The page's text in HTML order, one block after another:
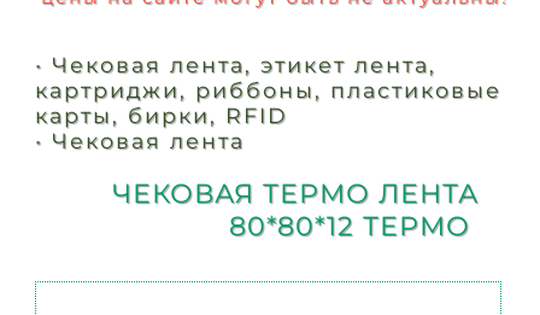
• Чековая лента, этикет лента,
картриджи, риббоны, пластиковые
карты, бирки, RFID
• Чековая лента
ЧЕКОВАЯ ТЕРМО ЛЕНТА
80*80*12 ТЕРМО